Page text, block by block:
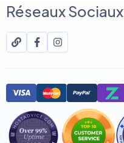
Réseaux Sociaux